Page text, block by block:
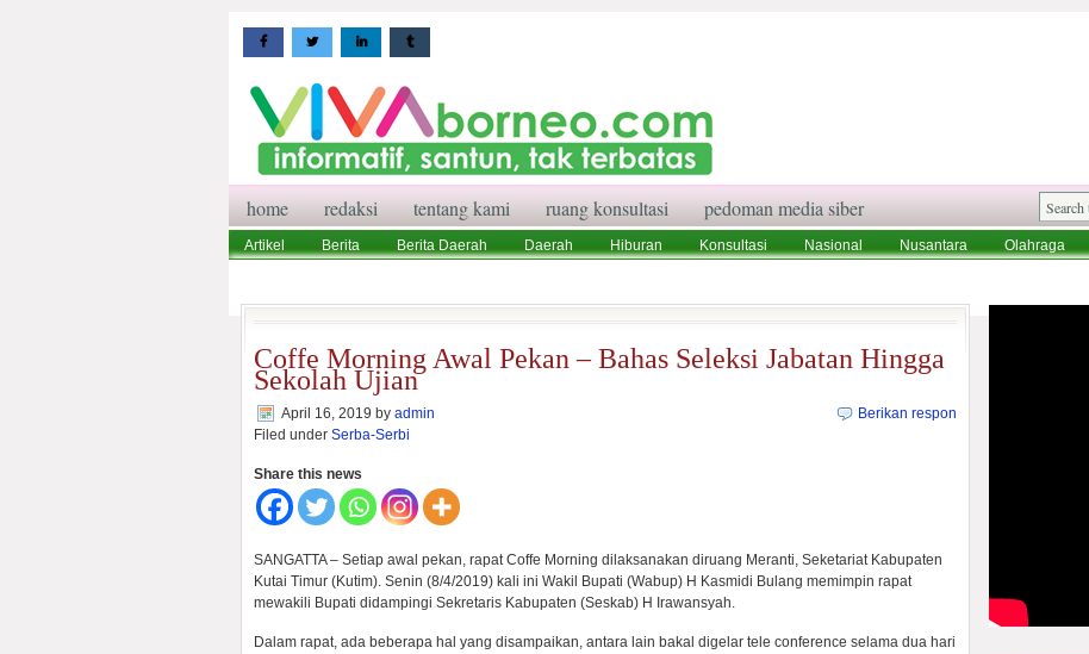
home redaksi tentang kami ruang konsultasi pedoman media siber
Artikel Berita Berita Daerah Daerah Hiburan Konsultasi Nasional Nusantara Olahraga
Coffe Morning Awal Pekan – Bahas Seleksi Jabatan Hingga
Sekolah Ujian
April 16, 2019 by admin
Filed under Serba-Serbi
Berikan respon
Share this news
SANGATTA – Setiap awal pekan, rapat Coffe Morning dilaksanakan diruang Meranti, Seketariat Kabupaten
Kutai Timur (Kutim). Senin (8/4/2019) kali ini Wakil Bupati (Wabup) H Kasmidi Bulang memimpin rapat
mewakili Bupati didampingi Sekretaris Kabupaten (Seskab) H Irawansyah.
Dalam rapat, ada beberapa hal yang disampaikan, antara lain bakal digelar tele conference selama dua hari